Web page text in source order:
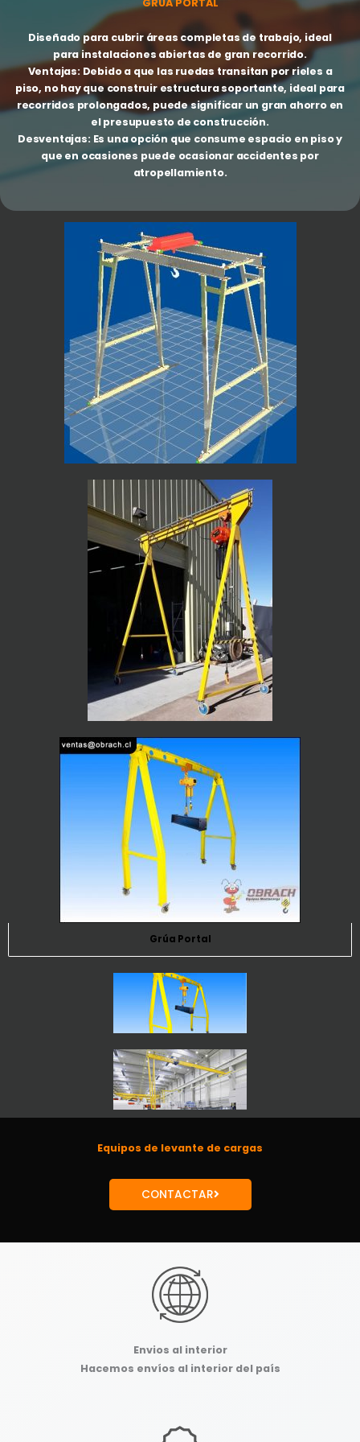
GRÚA PORTAL
Diseñado para cubrir áreas completas de trabajo, ideal
para instalaciones abiertas de gran recorrido.
Ventajas: Debido a que las ruedas transitan por rieles a
piso, no hay que construir estructura soportante, ideal para
recorridos prolongados, puede significar un gran ahorro en
el presupuesto de construcción.
Desventajas: Es una opción que consume espacio en piso y
que en ocasiones puede ocasionar accidentes por
atropellamiento.
Grúa Portal
Equipos de levante de cargas
CONTACTAR
Envios al interior
Hacemos envíos al interior del país